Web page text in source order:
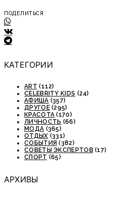
ПОДЕЛИТЬСЯ
КАТЕГОРИИ
ART (112)
CELEBRITY KIDS (24)
АФИША (357)
ДРУГОЕ(295)
КРАСОТА (170)
ЛИЧНОСТЬ (66)
МОДА (365)
ОТДЫХ (331)
СОБЫТИЯ (382)
СОВЕТЫ ЭКСПЕРТОВ (17)
СПОРТ (65)
АРХИВЫ